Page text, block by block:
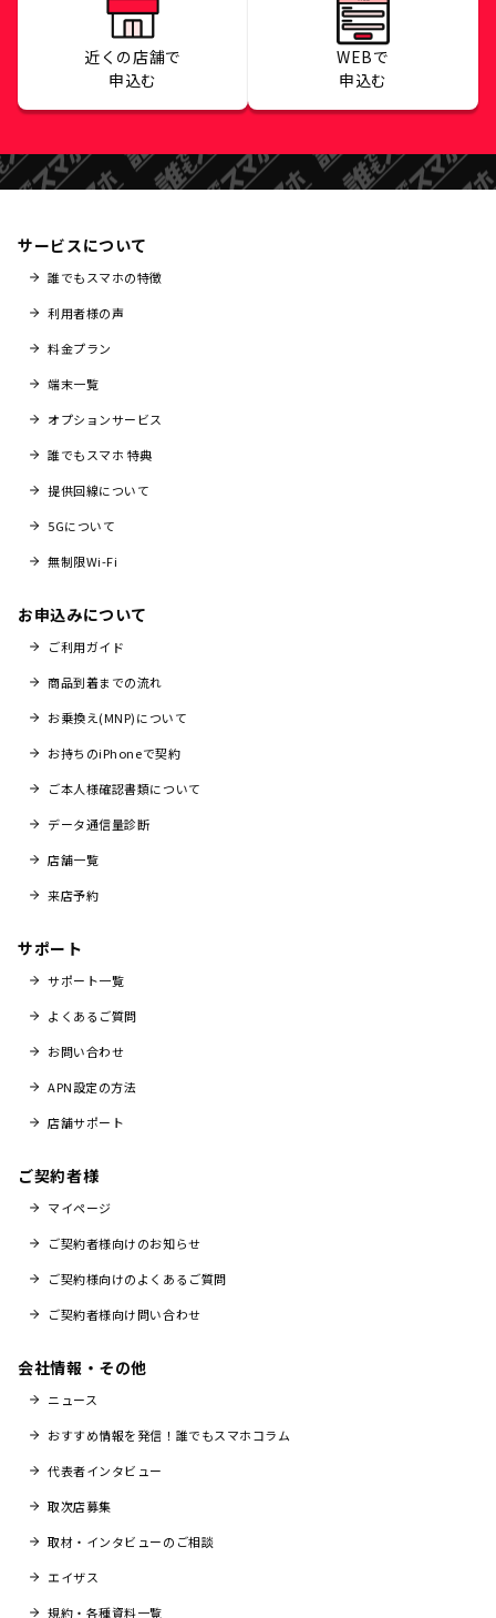
近くの店舗で
申込む
WEBで
申込む
サービスについて
誰でもスマホの特徴
利用者様の声
料金プラン
端末一覧
オプションサービス
誰でもスマホ 特典
提供回線について
5Gについて
無制限Wi-Fi
お申込みについて
ご利用ガイド
商品到着までの流れ
お乗換え(MNP)について
お持ちのiPhoneで契約
ご本人様確認書類について
データ通信量診断
店舗一覧
来店予約
サポート
サポート一覧
よくあるご質問
お問い合わせ
APN設定の方法
店舗サポート
ご契約者様
マイページ
ご契約者様向けのお知らせ
ご契約様向けのよくあるご質問
ご契約者様向け問い合わせ
会社情報・その他
ニュース
おすすめ情報を発信！誰でもスマホコラム
代表者インタビュー
取次店募集
取材・インタビューのご相談
エイザス
規約・各種資料一覧